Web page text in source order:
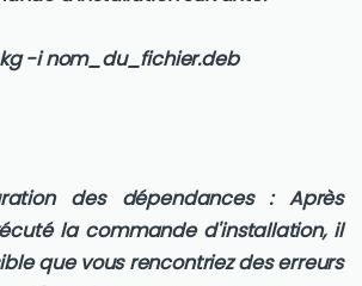
-i nom_du_fichier.deb
des dépendances : Après
la commande d'installation, il
que vous rencontriez des erreurs